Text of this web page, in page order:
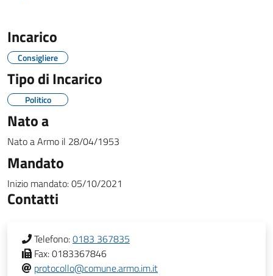
Incarico
Consigliere
Tipo di Incarico
Politico
Nato a
Nato aArmo il 28/04/1953
Mandato
Inizio mandato:05/10/2021
Contatti
Telefono:0183 367835
Fax:0183367846
protocollo@comune.armo.im.it